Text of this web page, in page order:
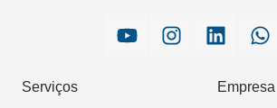
Serviços Empresa